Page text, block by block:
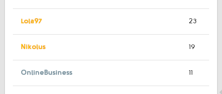
Lola97 23
Nikolus 19
OnlineBusiness 11